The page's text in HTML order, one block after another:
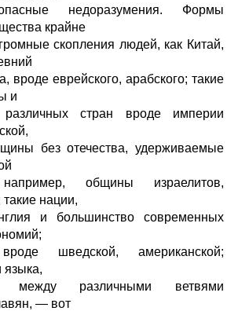
недоразумения. Формы
крайне
скопления людей, как Китай,
вроде еврейского, арабского; такие
и
стран вроде империи
без отечества, удерживаемые
общины израелитов,
нации,
и большинство современных
шведской, американской;
языка,
между различными ветвями
— вот